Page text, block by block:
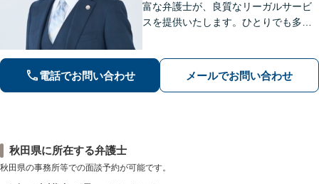
富な弁護士が、良質なリーガルサービ
スを提供いたします。ひとりでも多く
す。お困りの際は、ぜひご相談くださ
い。【弁護士歴20年以上】
電話でお問い合わせ メールでお問い合わせ
秋田県に所在する弁護士
秋田県の事務所等での面談予約が可能です。